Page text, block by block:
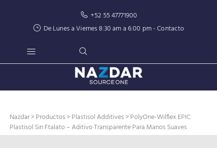
+52 55 47771900
De Lunes a Viernes 8:30 am a 6:00 pm -Contacto
Nazdar>Productos>Plastisol Additives> PolyOne-Wilflex EPIC
Plastisol Sin Ftalato – Aditivo Transparente Para Manos Suaves